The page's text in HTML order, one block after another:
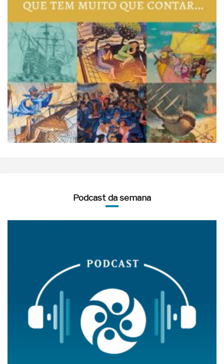
Podcast da semana